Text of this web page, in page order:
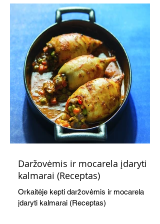
Daržovėmis ir mocarela įdaryti
kalmarai (Receptas)
Orkaitėje kepti daržovėmis ir mocarela
įdaryti kalmarai (Receptas)